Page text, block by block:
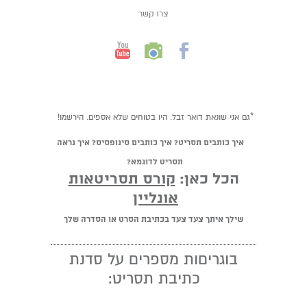
צרו קשר
*גם אני שונאת דואר זבל. היו בטוחים שלא אספים. הירשמו!
איך כותבים תסריט? איך כותבים סינופסיס? איך נראה
תסריט לדוגמא?
הכל כאן: קורס תסריטאות
אונליין
שילך איתך צעד צעד בכתיבת הסרט או הסדרה שלך
בוגריםות מספרים על סדנת
כתיבת תסריט: